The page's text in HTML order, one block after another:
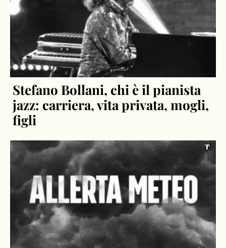
Stefano Bollani, chi è il pianista
jazz: carriera, vita privata, mogli,
figli